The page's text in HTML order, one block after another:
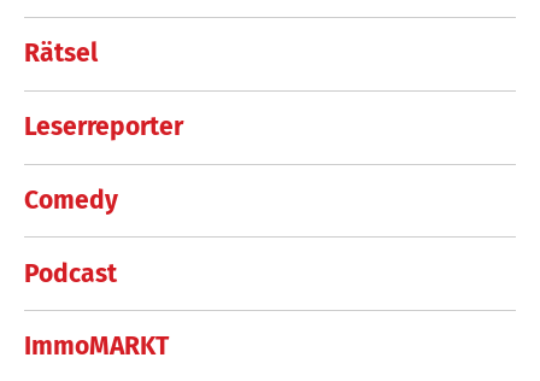
Rätsel
Leserreporter
Comedy
Podcast
ImmoMARKT